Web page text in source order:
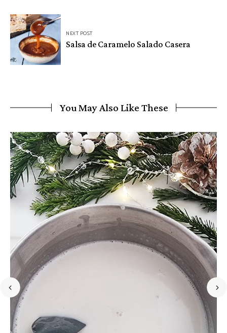
NEXT POST
Salsa de Caramelo Salado Casera
You May Also Like These